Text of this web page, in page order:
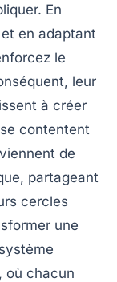
En
en adaptant
le
leur
à créer
contentent
de
, partageant
cercles
une
où chacun